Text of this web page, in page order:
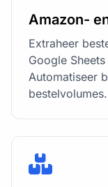
Amazon-
Extraheer
Google
Automatiseer
bestelvolumes.